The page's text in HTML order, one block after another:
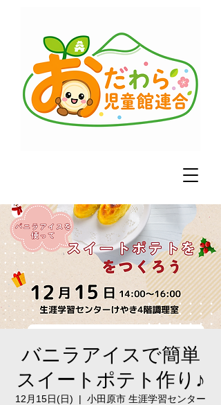
バニラアイスで簡単
スイートポテト作り♪
12月15日(日)
  |
小田原市 生涯学習センター